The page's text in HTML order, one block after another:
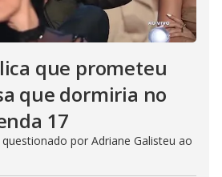
que prometeu
que dormiria no
17
por Adriane Galisteu ao